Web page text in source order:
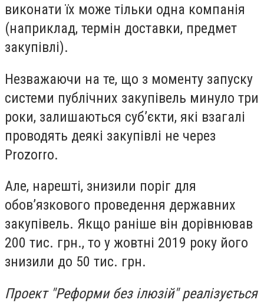
виконати їх може тільки одна компанія
(наприклад, термін доставки, предмет
закупівлі).
Незважаючи на те, що з моменту запуску
системи публічних закупівель минуло три
роки, залишаються суб’єкти, які взагалі
проводять деякі закупівлі не через
Prozorro.
Але, нарешті, знизили поріг для
обов’язкового проведення державних
закупівель. Якщо раніше він дорівнював
200 тис. грн., то у жовтні 2019 року його
знизили до 50 тис. грн.
Проект "Реформи без ілюзій" реалізується